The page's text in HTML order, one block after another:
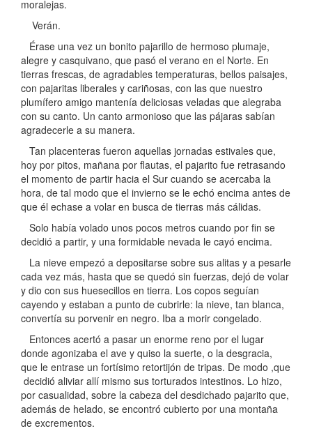
moralejas.
Verán.
Érase una vez un bonito pajarillo de hermoso plumaje,
alegre y casquivano, que pasó el verano en el Norte. En
tierras frescas, de agradables temperaturas, bellos paisajes,
con pajaritas liberales y cariñosas, con las que nuestro
plumífero amigo mantenía deliciosas veladas que alegraba
con su canto. Un canto armonioso que las pájaras sabían
agradecerle a su manera.
Tan placenteras fueron aquellas jornadas estivales que,
hoy por pitos, mañana por flautas, el pajarito fue retrasando
el momento de partir hacia el Sur cuando se acercaba la
hora, de tal modo que el invierno se le echó encima antes de
que él echase a volar en busca de tierras más cálidas.
Solo había volado unos pocos metros cuando por fin se
decidió a partir, y una formidable nevada le cayó encima.
La nieve empezó a depositarse sobre sus alitas y a pesarle
cada vez más, hasta que se quedó sin fuerzas, dejó de volar
y dio con sus huesecillos en tierra. Los copos seguían
cayendo y estaban a punto de cubrirle: la nieve, tan blanca,
convertía su porvenir en negro. Iba a morir congelado.
Entonces acertó a pasar un enorme reno por el lugar
donde agonizaba el ave y quiso la suerte, o la desgracia,
que le entrase un fortísimo retortijón de tripas. De modo ,que
decidió aliviar allí mismo sus torturados intestinos. Lo hizo,
por casualidad, sobre la cabeza del desdichado pajarito que,
además de helado, se encontró cubierto por una montaña
de excrementos.